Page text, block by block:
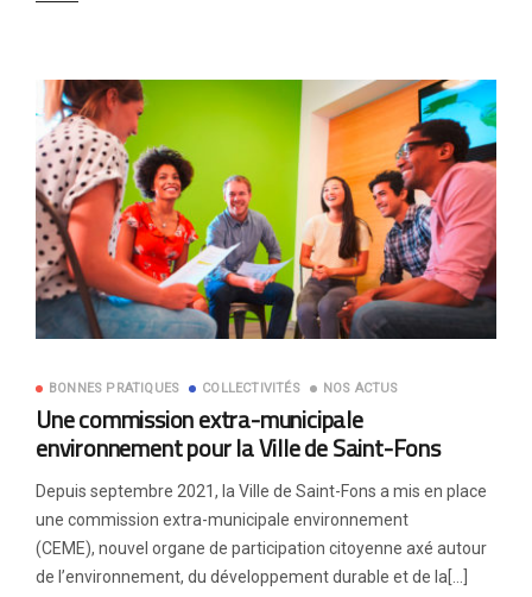
BONNES PRATIQUES COLLECTIVITÉS NOS ACTUS
Une commission extra-municipale
environnement pour la Ville de Saint-Fons
Depuis septembre 2021, la Ville de Saint-Fons a mis en place
une commission extra-municipale environnement
(CEME), nouvel organe de participation citoyenne axé autour
de l’environnement, du développement durable et de la[…]